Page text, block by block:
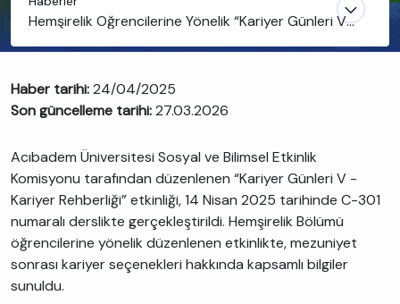
Hemşirelik Öğrencilerine Yönelik “Kariyer Günleri V”
Haber tarihi:24/04/2025
Son güncelleme tarihi:27.03.2026
Acıbadem Üniversitesi Sosyal ve Bilimsel Etkinlik
Komisyonu tarafından düzenlenen “Kariyer Günleri V -
Kariyer Rehberliği” etkinliği, 14 Nisan 2025 tarihinde C-301
numaralı derslikte gerçekleştirildi. Hemşirelik Bölümü
öğrencilerine yönelik düzenlenen etkinlikte, mezuniyet
sonrası kariyer seçenekleri hakkında kapsamlı bilgiler
sunuldu.